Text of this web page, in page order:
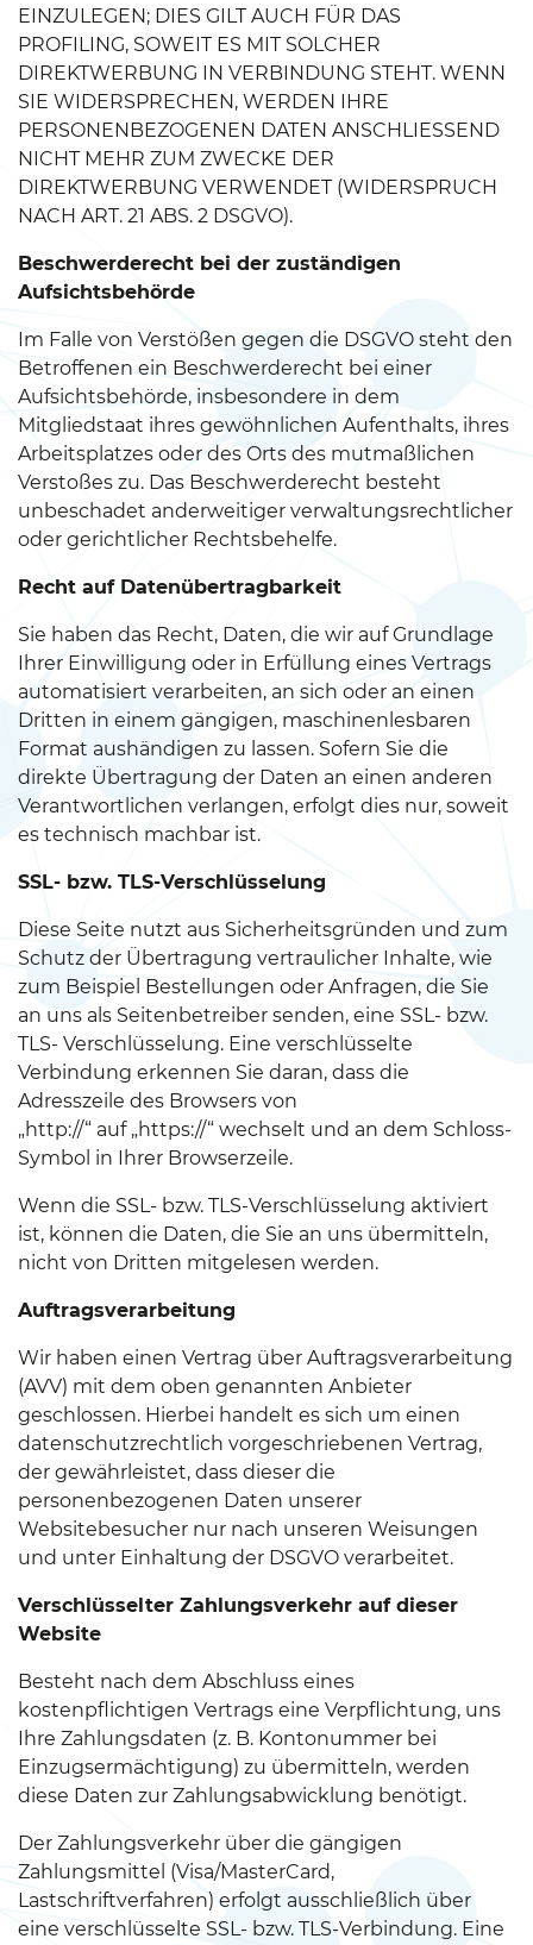
EINZULEGEN; DIES GILT AUCH FÜR DAS
PROFILING, SOWEIT ES MIT SOLCHER
DIREKTWERBUNG IN VERBINDUNG STEHT. WENN
SIE WIDERSPRECHEN, WERDEN IHRE
PERSONENBEZOGENEN DATEN ANSCHLIESSEND
NICHT MEHR ZUM ZWECKE DER
DIREKTWERBUNG VERWENDET (WIDERSPRUCH
NACH ART. 21 ABS. 2 DSGVO).
Beschwerderecht bei der zuständigen
Aufsichtsbehörde
Im Falle von Verstößen gegen die DSGVO steht den
Betroffenen ein Beschwerderecht bei einer
Aufsichtsbehörde, insbesondere in dem
Mitgliedstaat ihres gewöhnlichen Aufenthalts, ihres
Arbeitsplatzes oder des Orts des mutmaßlichen
Verstoßes zu. Das Beschwerderecht besteht
unbeschadet anderweitiger verwaltungsrechtlicher
oder gerichtlicher Rechtsbehelfe.
Recht auf Datenübertragbarkeit
Sie haben das Recht, Daten, die wir auf Grundlage
Ihrer Einwilligung oder in Erfüllung eines Vertrags
automatisiert verarbeiten, an sich oder an einen
Dritten in einem gängigen, maschinenlesbaren
Format aushändigen zu lassen. Sofern Sie die
direkte Übertragung der Daten an einen anderen
Verantwortlichen verlangen, erfolgt dies nur, soweit
es technisch machbar ist.
SSL- bzw. TLS-Verschlüsselung
Diese Seite nutzt aus Sicherheitsgründen und zum
Schutz der Übertragung vertraulicher Inhalte, wie
zum Beispiel Bestellungen oder Anfragen, die Sie
an uns als Seitenbetreiber senden, eine SSL- bzw.
TLS- Verschlüsselung. Eine verschlüsselte
Verbindung erkennen Sie daran, dass die
Adresszeile des Browsers von
„http://“ auf „https://“ wechselt und an dem Schloss-
Symbol in Ihrer Browserzeile.
Wenn die SSL- bzw. TLS-Verschlüsselung aktiviert
ist, können die Daten, die Sie an uns übermitteln,
nicht von Dritten mitgelesen werden.
Auftragsverarbeitung
Wir haben einen Vertrag über Auftragsverarbeitung
(AVV) mit dem oben genannten Anbieter
geschlossen. Hierbei handelt es sich um einen
datenschutzrechtlich vorgeschriebenen Vertrag,
der gewährleistet, dass dieser die
personenbezogenen Daten unserer
Websitebesucher nur nach unseren Weisungen
und unter Einhaltung der DSGVO verarbeitet.
Verschlüsselter Zahlungsverkehr auf dieser
Website
Besteht nach dem Abschluss eines
kostenpflichtigen Vertrags eine Verpflichtung, uns
Ihre Zahlungsdaten (z. B. Kontonummer bei
Einzugsermächtigung) zu übermitteln, werden
diese Daten zur Zahlungsabwicklung benötigt.
Der Zahlungsverkehr über die gängigen
Zahlungsmittel (Visa/MasterCard,
Lastschriftverfahren) erfolgt ausschließlich über
eine verschlüsselte SSL- bzw. TLS-Verbindung. Eine